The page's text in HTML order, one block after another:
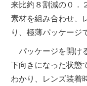
来比約８割減の０．
素材を組み合わせ、
り、極薄パッケージ
パッケージを開け
下向きになった状態
わかり、レンズ装着